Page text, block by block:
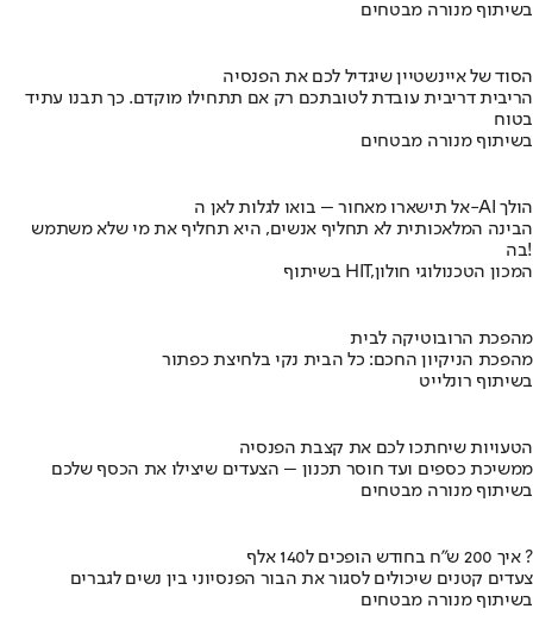
בשיתוף מנורה מבטחים
הסוד של איינשטיין שיגדיל לכם את הפנסיה
הריבית דריבית עובדת לטובתכם רק אם תתחילו מוקדם. כך תבנו עתיד
בטוח
בשיתוף מנורה מבטחים
אל תישארו מאחור – בואו לגלות לאן ה-AI הולך
הבינה המלאכותית לא תחליף אנשים, היא תחליף את מי שלא משתמש
בה!
בשיתוף HIT,המכון הטכנולוגי חולון
מהפכת הרובוטיקה לבית
מהפכת הניקיון החכם: כל הבית נקי בלחיצת כפתור
בשיתוף רונלייט
הטעויות שיחתכו לכם את קצבת הפנסיה
ממשיכת כספים ועד חוסר תכנון – הצעדים שיצילו את הכסף שלכם
בשיתוף מנורה מבטחים
איך 200 ש"ח בחודש הופכים ל140 אלף ?
צעדים קטנים שיכולים לסגור את הבור הפנסיוני בין נשים לגברים
בשיתוף מנורה מבטחים